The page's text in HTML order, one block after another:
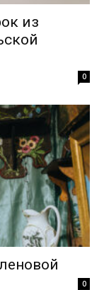
из
0
0